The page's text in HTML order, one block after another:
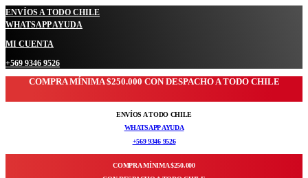
ENVÍOS A TODO CHILE
WHATSAPP AYUDA
MI CUENTA
+569 9346 9526
COMPRA MÍNIMA $250.000 CON DESPACHO A TODO CHILE
ENVÍOS A TODO CHILE
WHATSAPP AYUDA
+569 9346 9526
COMPRA MÍNIMA $250.000